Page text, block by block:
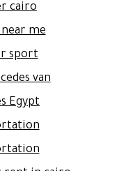
cairo
me
sport
van
Egypt